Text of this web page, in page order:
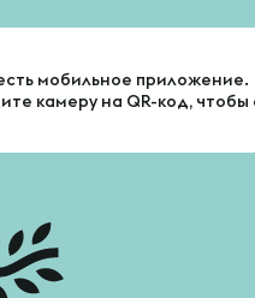
мобильное приложение.
камеру на QR-код, чтобы